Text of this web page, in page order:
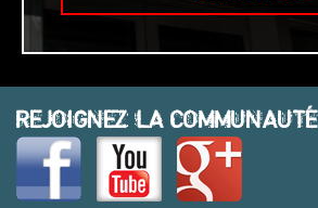
REJOIGNEZ LA COMMUNAUTÉ